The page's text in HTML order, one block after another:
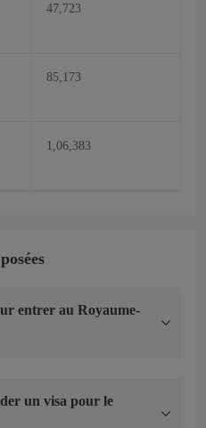
47,723
85,173
1,06,383
entrer au Royaume-
un visa pour le